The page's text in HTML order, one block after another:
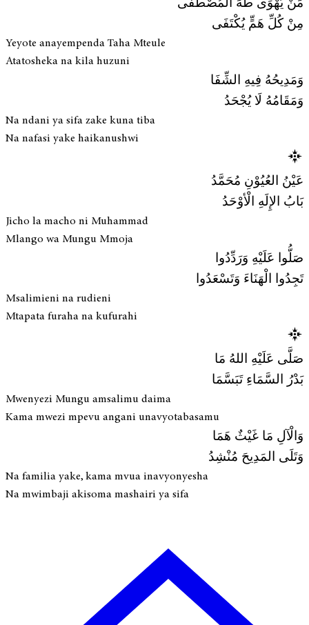
مَنْ يَهْوَى طَهَ الْمُصْطَفَى
مِنْ كُلِّ هَمٍّ يُكْتَفَى
Yeyote anayempenda Taha Mteule
Atatosheka na kila huzuni
وَمَدِيحُهُ فِيهِ الشِّفَا
وَمَقَامُهُ لَا يُجْحَدُ
Na ndani ya sifa zake kuna tiba
Na nafasi yake haikanushwi
عَيْنُ العُيُوْنِ مُحَمَّدُ
بَابُ الإِلَهِ الْأوْحَدُ
Jicho la macho ni Muhammad
Mlango wa Mungu Mmoja
صَلُّوا عَلَيْهِ وَرَدِّدُوا
تَجِدُوا الْهَنَاءَ وَتَسْعَدُوا
Msalimieni na rudieni
Mtapata furaha na kufurahi
صَلَّى عَلَيْهِ اللهُ مَا
بَدْرُ السَّمَاءِ تَبَسَّمَا
Mwenyezi Mungu amsalimu daima
Kama mwezi mpevu angani unavyotabasamu
وَالْآلِ مَا غَيْثٌ هَمَا
وَتَلَى المَدِيحَ مُنْشِدُ
Na familia yake, kama mvua inavyonyesha
Na mwimbaji akisoma mashairi ya sifa